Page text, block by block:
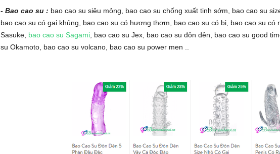
- Bao cao su : bao cao su siêu mỏng, bao cao su chống xuất tinh sớm, bao cao su
bao cao su có gai khủng, bao cao su có hương thơm, bao cao su có bi, bao cao su
Sasuke, bao cao su Sagami , bao cao su Jex, bao cao su đôn dên, bao cao su good
su Okamoto, bao cao su volcano, bao cao su power men ..